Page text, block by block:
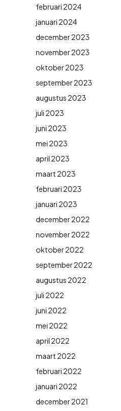
februari 2024
januari 2024
december 2023
november 2023
oktober 2023
september 2023
augustus 2023
juli 2023
juni 2023
mei 2023
april 2023
maart 2023
februari 2023
januari 2023
december 2022
november 2022
oktober 2022
september 2022
augustus 2022
juli 2022
juni 2022
mei 2022
april 2022
maart 2022
februari 2022
januari 2022
december 2021